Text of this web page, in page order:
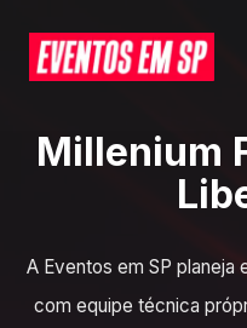
Millenium
A Eventos em SP planeja
com equipe técnica